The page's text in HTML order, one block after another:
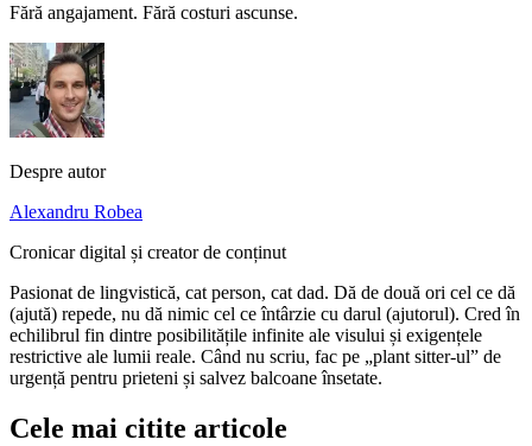
Fără angajament. Fără costuri ascunse.
Despre autor
Alexandru Robea
Cronicar digital și creator de conținut
Pasionat de lingvistică, cat person, cat dad. Dă de două ori cel ce dă
(ajută) repede, nu dă nimic cel ce întârzie cu darul (ajutorul). Cred în
echilibrul fin dintre posibilitățile infinite ale visului și exigențele
restrictive ale lumii reale. Când nu scriu, fac pe „plant sitter-ul” de
urgență pentru prieteni și salvez balcoane însetate.
Cele mai citite articole